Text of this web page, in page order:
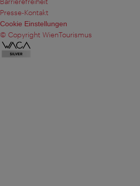
Presse-Kontakt
Cookie Einstellungen
© Copyright WienTourismus